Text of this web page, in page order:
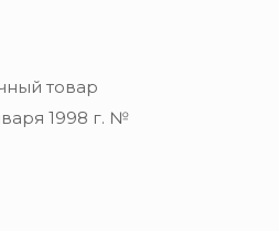
товар
1998 г. №